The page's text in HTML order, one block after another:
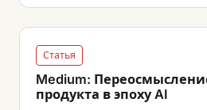
Статья
Medium:
продукта в эпоху AI